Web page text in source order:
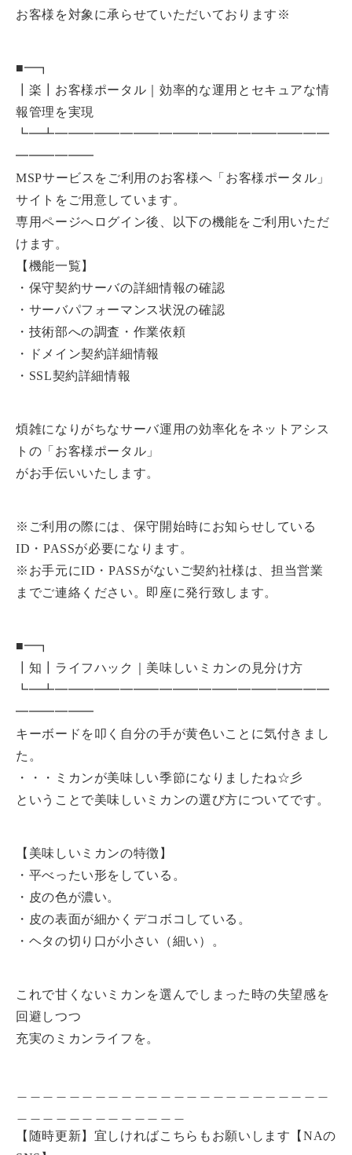
お客様を対象に承らせていただいております※
■━┓
┃楽┃お客様ポータル｜効率的な運用とセキュアな情
報管理を実現
┗━┻━━━━━━━━━━━━━━━━━━━━━
━━━━━━
MSPサービスをご利用のお客様へ「お客様ポータル」
サイトをご用意しています。
専用ページへログイン後、以下の機能をご利用いただ
けます。
【機能一覧】
・保守契約サーバの詳細情報の確認
・サーバパフォーマンス状況の確認
・技術部への調査・作業依頼
・ドメイン契約詳細情報
・SSL契約詳細情報
煩雑になりがちなサーバ運用の効率化をネットアシス
トの「お客様ポータル」
がお手伝いいたします。
※ご利用の際には、保守開始時にお知らせしている
ID・PASSが必要になります。
※お手元にID・PASSがないご契約社様は、担当営業
までご連絡ください。即座に発行致します。
■━┓
┃知┃ライフハック｜美味しいミカンの見分け方
┗━┻━━━━━━━━━━━━━━━━━━━━━
━━━━━━
キーボードを叩く自分の手が黄色いことに気付きまし
た。
・・・ミカンが美味しい季節になりましたね☆彡
ということで美味しいミカンの選び方についてです。
【美味しいミカンの特徴】
・平べったい形をしている。
・皮の色が濃い。
・皮の表面が細かくデコボコしている。
・ヘタの切り口が小さい（細い）。
これで甘くないミカンを選んでしまった時の失望感を
回避しつつ
充実のミカンライフを。
【随時更新】宜しければこちらもお願いします【NAの